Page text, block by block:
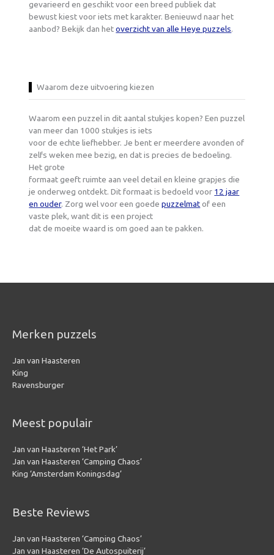
gevarieerd en geschikt voor een breed publiek dat
bewust kiest voor iets met karakter. Benieuwd naar het
aanbod? Bekijk dan hetoverzicht van alle Heye puzzels.
Waarom deze uitvoering kiezen
Waarom een puzzel in dit aantal stukjes kopen? Een puzzel
van meer dan 1000 stukjes is iets
voor de echte liefhebber. Je bent er meerdere avonden of
zelfs weken mee bezig, en dat is precies de bedoeling.
Het grote
formaat geeft ruimte aan veel detail en kleine grapjes die
je onderweg ontdekt. Dit formaat is bedoeld voor 12 jaar
en ouder. Zorg wel voor een goedepuzzelmatof een
vaste plek, want dit is een project
dat de moeite waard is om goed aan te pakken.
Merken puzzels
Jan van Haasteren
King
Ravensburger
Meest populair
Jan van Haasteren ‘Het Park’
Jan van Haasteren ‘Camping Chaos’
King ‘Amsterdam Koningsdag’
Beste Reviews
Jan van Haasteren ‘Camping Chaos’
Jan van Haasteren ‘De Autospuiterij’